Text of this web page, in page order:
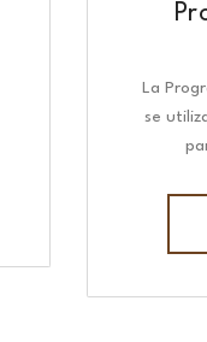
La
se